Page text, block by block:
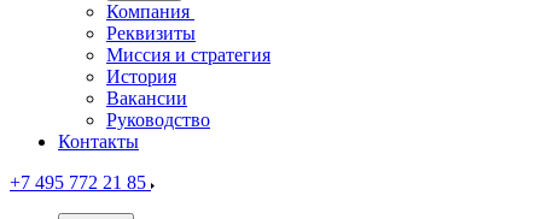
Компания
Реквизиты
Миссия и стратегия
История
Вакансии
Руководство
Контакты
+7 495 772 21 85